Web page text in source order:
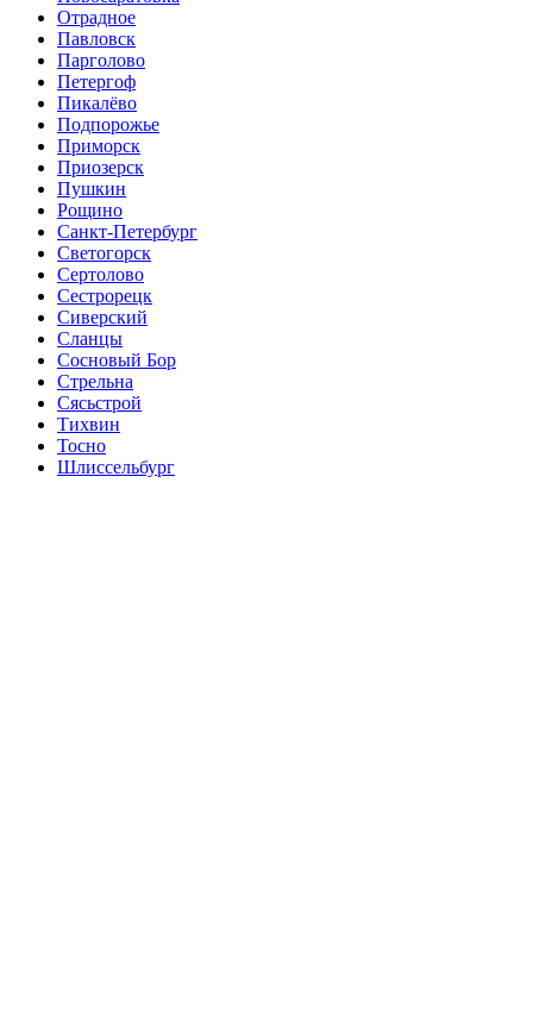
Отрадное
Павловск
Парголово
Петергоф
Пикалёво
Подпорожье
Приморск
Приозерск
Пушкин
Рощино
Санкт-Петербург
Светогорск
Сертолово
Сестрорецк
Сиверский
Сланцы
Сосновый Бор
Стрельна
Сясьстрой
Тихвин
Тосно
Шлиссельбург